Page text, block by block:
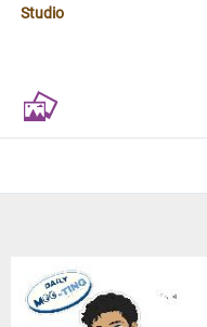
Studio